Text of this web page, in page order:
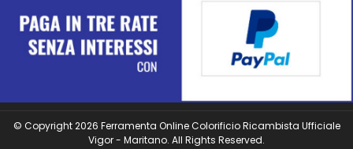
© Copyright 2026 Ferramenta Online Colorificio Ricambista Ufficiale
Vigor - Maritano. All Rights Reserved.